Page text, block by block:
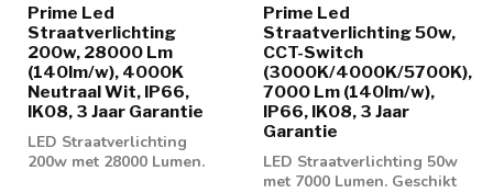
Prime Led
Straatverlichting
200w, 28000 Lm
(140lm/w), 4000K
Neutraal Wit, IP66,
IK08, 3 Jaar Garantie
LED Straatverlichting
200w met 28000 Lumen.
Prime Led
Straatverlichting 50w,
CCT-Switch
(3000K/4000K/5700K),
7000 Lm (140lm/w),
IP66, IK08, 3 Jaar
Garantie
LED Straatverlichting 50w
met 7000 Lumen. Geschikt